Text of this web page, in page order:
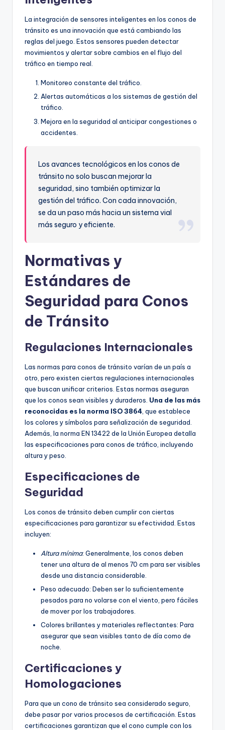
La integración de sensores inteligentes en los conos de
tránsito es una innovación que está cambiando las
reglas del juego. Estos sensores pueden detectar
movimientos y alertar sobre cambios en el flujo del
tráfico en tiempo real.
Monitoreo constante del tráfico.
Alertas automáticas a los sistemas de gestión del
tráfico.
Mejora en la seguridad al anticipar congestiones o
accidentes.
Los avances tecnológicos en los conos de
tránsito no solo buscan mejorar la
seguridad, sino también optimizar la
gestión del tráfico. Con cada innovación,
se da un paso más hacia un sistema vial
más seguro y eficiente.
Normativas y
Estándares de
Seguridad para Conos
de Tránsito
Regulaciones Internacionales
Las normas para conos de tránsito varían de un país a
otro, pero existen ciertas regulaciones internacionales
que buscan unificar criterios. Estas normas aseguran
que los conos sean visibles y duraderos. Una de las más
reconocidas es la norma ISO 3864 , que establece
los colores y símbolos para señalización de seguridad.
Además, la norma EN 13422 de la Unión Europea detalla
las especificaciones para conos de tráfico, incluyendo
altura y peso.
Especificaciones de
Seguridad
Los conos de tránsito deben cumplir con ciertas
especificaciones para garantizar su efectividad. Estas
incluyen:
Altura mínima: Generalmente, los conos deben
tener una altura de al menos 70 cm para ser visibles
desde una distancia considerable.
Peso adecuado: Deben ser lo suficientemente
pesados para no volarse con el viento, pero fáciles
de mover por los trabajadores.
Colores brillantes y materiales reflectantes: Para
asegurar que sean visibles tanto de día como de
noche.
Certificaciones y
Homologaciones
Para que un cono de tránsito sea considerado seguro,
debe pasar por varios procesos de certificación. Estas
certificaciones garantizan que el cono cumple con los